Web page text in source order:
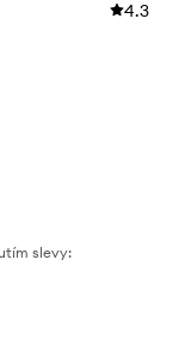
4.3
slevy: